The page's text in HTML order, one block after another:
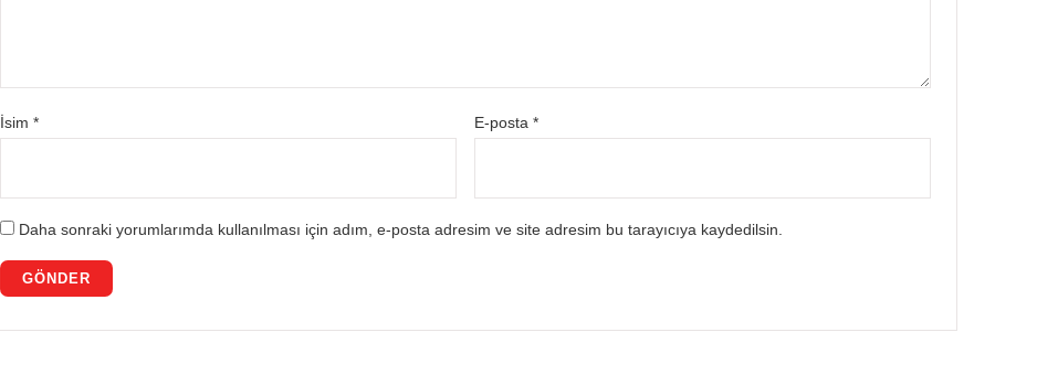
İsim* E-posta*
Daha sonraki yorumlarımda kullanılması için adım, e-posta adresim ve site adresim bu tarayıcıya kaydedilsin.